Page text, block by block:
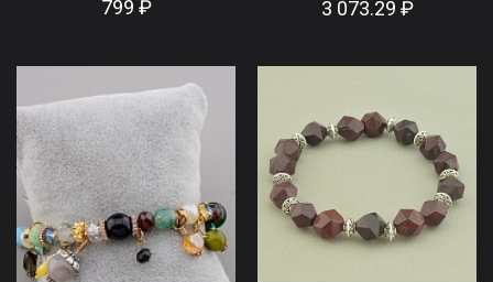
799 ₽ 3 073.29 ₽